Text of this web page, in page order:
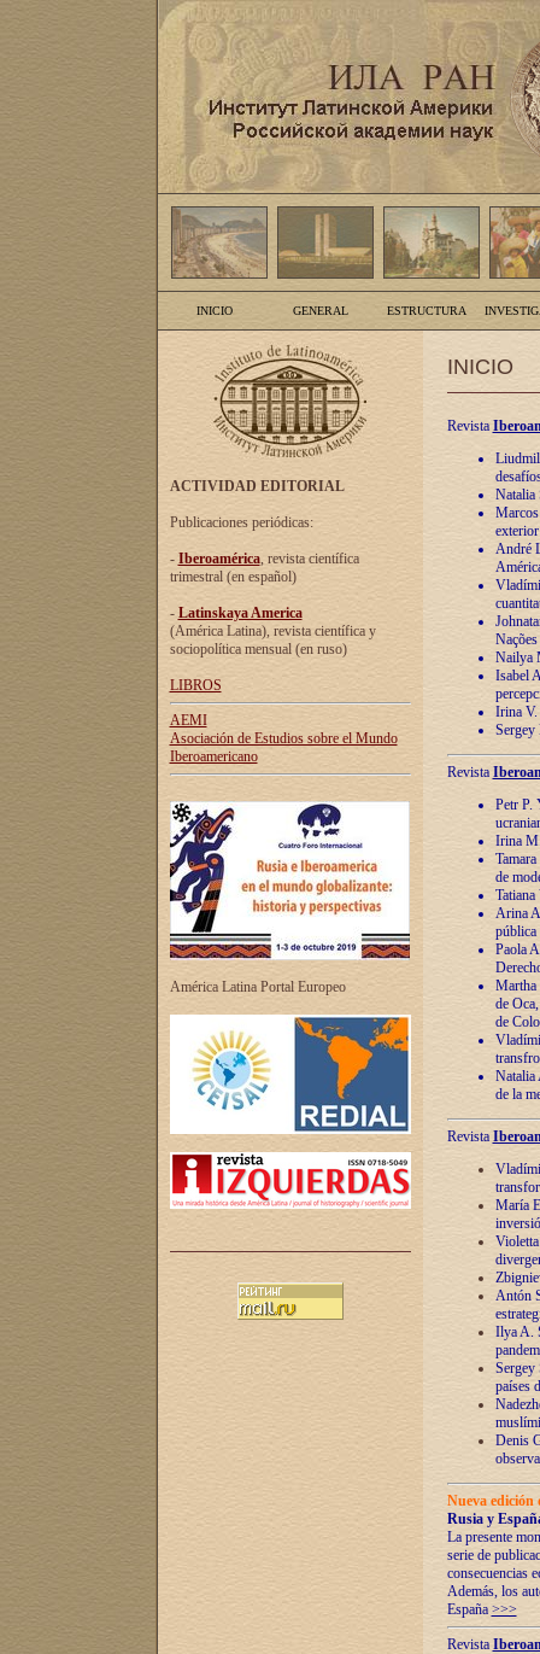
INICIO GENERAL ESTRUCTURA
ACTIVIDAD EDITORIAL
Publicaciones periódicas:
- Iberoamérica, revista científica
trimestral (en español)
- Latinskaya America
(América Latina), revista científica y
sociopolítica mensual (en ruso)
LIBROS
AEMI
Asociación de Estudios sobre el Mundo
Iberoamericano
América Latina Portal Europeo
INICIO
Revista
Natalia
André
Nailya
Isabel
Irina V.
Sergey
Revista
Petr P.
Irina
de
Arina
pública
Paola
Martha
de
de
Natalia
de la
Revista
María
Antón
Ilya A.
Sergey
países
Denis
Nueva
Rusia y
La presente
serie de
consecuencias
Además, los
España >>>
Revista